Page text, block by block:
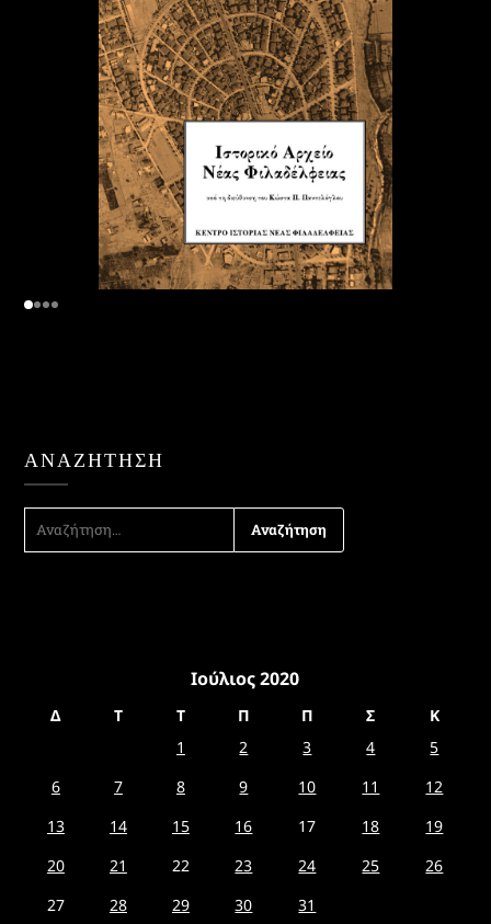
ΑΝΑΖΉΤΗΣΗ
ΓΙΑ:
Ιούλιος 2020
Δ Τ Τ Π Π Σ
Κ
1
2 3 4
5
6
7 8 9 10 11
12
13
14 15 16 17 18
19
20
21 22 23 24 25
26
27
28 29 30
31